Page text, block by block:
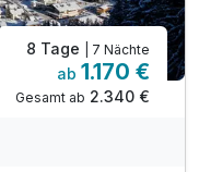
8 Tage | 7 Nächte
ab 1.170 €
Gesamt ab 2.340 €